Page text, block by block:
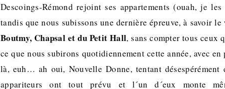
Descoings-Rémond rejoint ses appartements (ouah, je
tandis que nous subissons une dernière épreuve, à savoir le
Boutmy, Chapsal et du Petit Hall, sans compter tous ceux
ce que nous subirons quotidiennement cette année, avec
là, euh… ah oui, Nouvelle Donne, tentant désespérément
appariteurs ont tout prévu et l´un d´eux monte